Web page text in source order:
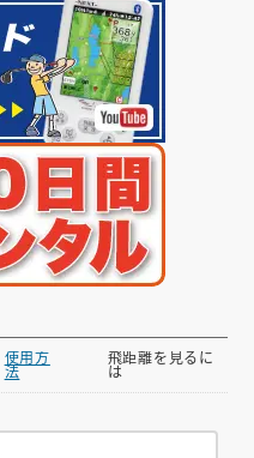
使用方
法
飛距離を見るに
は